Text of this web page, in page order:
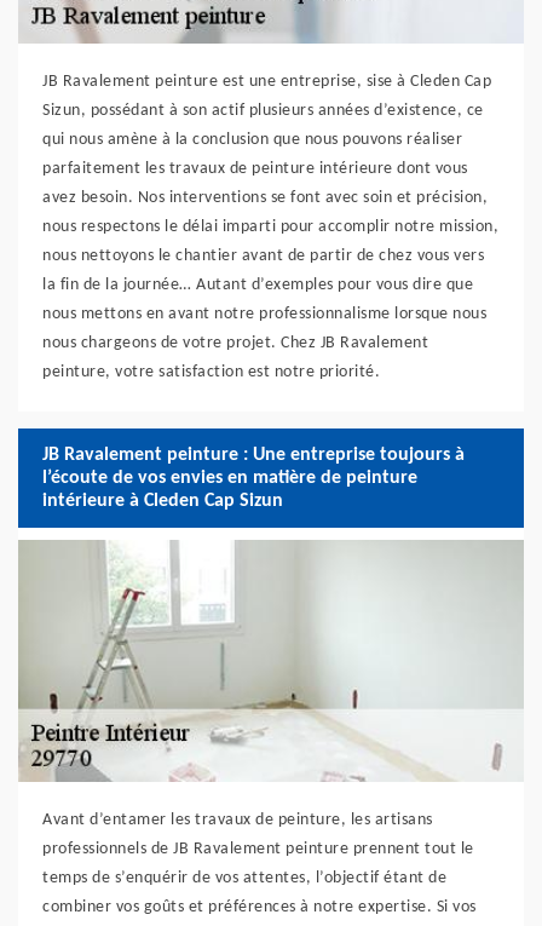
JB Ravalement peinture est une entreprise, sise à Cleden Cap
Sizun, possédant à son actif plusieurs années d’existence, ce
qui nous amène à la conclusion que nous pouvons réaliser
parfaitement les travaux de peinture intérieure dont vous
avez besoin. Nos interventions se font avec soin et précision,
nous respectons le délai imparti pour accomplir notre mission,
nous nettoyons le chantier avant de partir de chez vous vers
la fin de la journée… Autant d’exemples pour vous dire que
nous mettons en avant notre professionnalisme lorsque nous
nous chargeons de votre projet. Chez JB Ravalement
peinture, votre satisfaction est notre priorité.
JB Ravalement peinture : Une entreprise toujours à
l’écoute de vos envies en matière de peinture
intérieure à Cleden Cap Sizun
Avant d’entamer les travaux de peinture, les artisans
professionnels de JB Ravalement peinture prennent tout le
temps de s’enquérir de vos attentes, l’objectif étant de
combiner vos goûts et préférences à notre expertise. Si vos